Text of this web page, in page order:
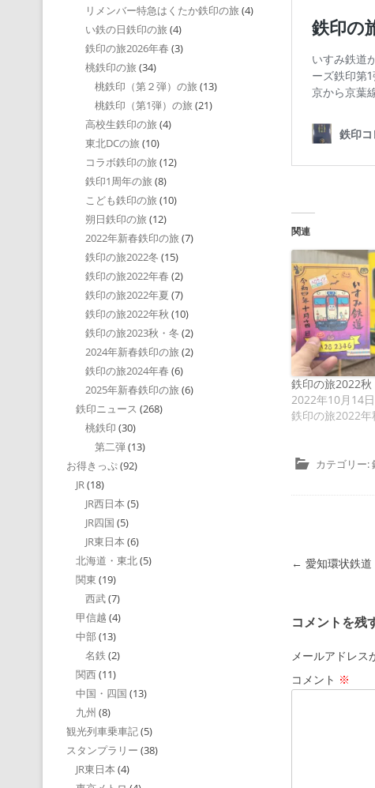
関連
鉄印の旅2022
2022年10月14日
鉄印の旅2022年
カテゴリー:
投稿ナビゲーシ
← 愛知環状鉄
コメントを残
メールアドレス
コメント ※
リメンバー特急はくたか鉄印の旅 (4)
い鉄の日鉄印の旅 (4)
鉄印の旅2026年春 (3)
桃鉄印の旅 (34)
桃鉄印（第２弾）の旅 (13)
桃鉄印（第1弾）の旅 (21)
高校生鉄印の旅 (4)
東北DCの旅 (10)
コラボ鉄印の旅 (12)
鉄印1周年の旅 (8)
こども鉄印の旅 (10)
朔日鉄印の旅 (12)
2022年新春鉄印の旅 (7)
鉄印の旅2022冬 (15)
鉄印の旅2022年春 (2)
鉄印の旅2022年夏 (7)
鉄印の旅2022年秋 (10)
鉄印の旅2023秋・冬 (2)
2024年新春鉄印の旅 (2)
鉄印の旅2024年春 (6)
2025年新春鉄印の旅 (6)
鉄印ニュース (268)
桃鉄印 (30)
第二弾(13)
お得きっぷ(92)
JR(18)
JR西日本 (5)
JR四国 (5)
JR東日本 (6)
北海道・東北(5)
関東 (19)
西武(7)
甲信越 (4)
中部 (13)
名鉄 (2)
関西(11)
中国・四国 (13)
九州 (8)
観光列車乗車記(5)
スタンプラリー (38)
JR東日本 (4)